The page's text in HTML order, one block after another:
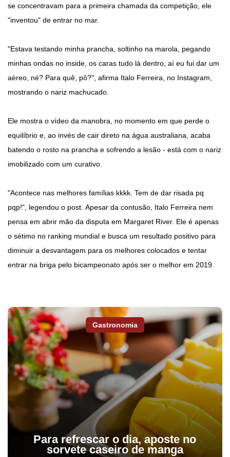
se concentravam para a primeira chamada da competição, ele
"inventou" de entrar no mar.
"Estava testando minha prancha, soltinho na marola, pegando
minhas ondas no inside, os caras tudo lá dentro, aí eu fui dar um
aéreo, né? Para quê, pô?", afirma Italo Ferreira, no Instagram,
mostrando o nariz machucado.
Ele mostra o vídeo da manobra, no momento em que perde o
equilíbrio e, ao invés de cair direto na água australiana, acaba
batendo o rosto na prancha e sofrendo a lesão - está com o nariz
imobilizado com um curativo.
"Acontece nas melhores famílias kkkk. Tem de dar risada pq
pqp!", legendou o post. Apesar da contusão, Italo Ferreira nem
pensa em abrir mão da disputa em Margaret River. Ele é apenas
o sétimo no ranking mundial e busca um resultado positivo para
diminuir a desvantagem para os melhores colocados e tentar
entrar na briga pelo bicampeonato após ser o melhor em 2019.
Gastronomia
Para refrescar o dia, aposte no
sorvete caseiro de manga